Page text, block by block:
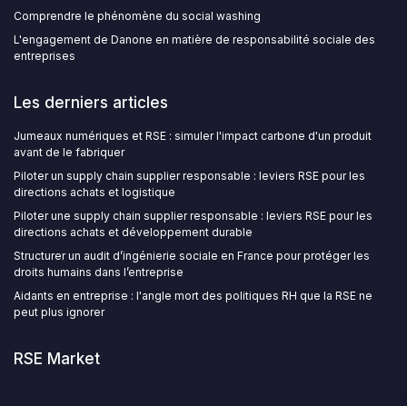
Comprendre le phénomène du social washing
L'engagement de Danone en matière de responsabilité sociale des
entreprises
Les derniers articles
Jumeaux numériques et RSE : simuler l'impact carbone d'un produit
avant de le fabriquer
Piloter un supply chain supplier responsable : leviers RSE pour les
directions achats et logistique
Piloter une supply chain supplier responsable : leviers RSE pour les
directions achats et développement durable
Structurer un audit d’ingénierie sociale en France pour protéger les
droits humains dans l’entreprise
Aidants en entreprise : l'angle mort des politiques RH que la RSE ne
peut plus ignorer
RSE Market